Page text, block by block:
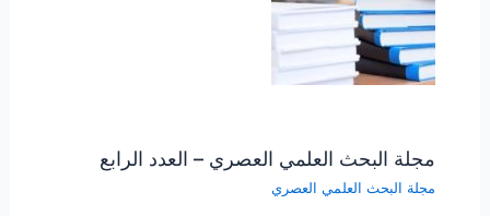
مجلة البحث العلمي العصري – العدد الرابع
مجلة البحث العلمي العصري